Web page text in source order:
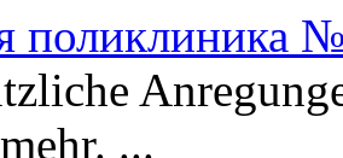
поликлиника
...